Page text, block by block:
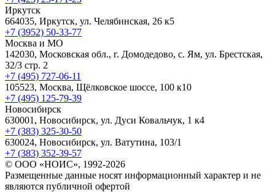
Иркутск
664035, Иркутск, ул. Челябинская, 26 к5
+7 (3952) 50-33-77
Москва и МО
142030, Московская обл., г. Домодедово, с. Ям, ул. Брестская,
32/3 стр. 2
+7 (495) 727-06-11
105523, ​Москва, Щёлковское шоссе, 100 к10
+7 (495) 125-79-39
Новосибирск
630001, Новосибирск, ул. Дуси Ковальчук, 1 к4
+7 (383) 325-30-50
630024, Новосибирск, ул. Ватутина, 103/1
+7 (383) 352-39-57
© ООО «НОИС», 1992-2026
Размещенные данные носят информационный характер и не
являются публичной офертой